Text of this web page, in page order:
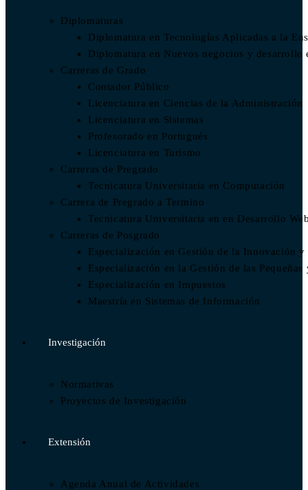
Diplomaturas
Diplomatura en Tecnologías Aplicadas a la
Diplomatura en Nuevos negocios y desarrollo
Carreras de Grado
Contador Público
Licenciatura en Ciencias de la Administración
Licenciatura en Sistemas
Profesorado en Portugués
Licenciatura en Turismo
Carreras de Pregrado
Tecnicatura Universitaria en Computación
Carrera de Pregrado a Termino
Tecnicatura Universitaria en en Desarrollo
Carreras de Posgrado
Especialización en Gestión de la Innovación
Especialización en la Gestión de las
Especialización en Impuestos​
Maestría en Sistemas de Información
Investigación
Normativas
Proyectos de Investigación
Extensión
Agenda Anual de Actividades